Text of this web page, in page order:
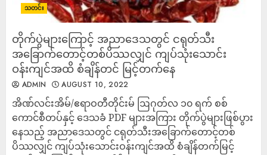
သတင်း
တိုက်ပွဲများကြောင့် အညာ​ဒေသတွင် ငရုတ်သီး
အခြောက်တောင့်တစ်ပိဿလျှင် ကျပ်သုံးသောင်း
ဝန်းကျင်အထိ စံချိန်တင် မြင့်တက်နေ
ADMIN AUGUST 10, 2022
အိဏ်လင်းအိမ်/ဧရာဝတီတိုင်းမ် ဩဂုတ်လ ၁၀ ရက် စစ်
ကောင်စီတပ်နှင့် ဒေသခံ PDF များအကြား တိုက်ပွဲများဖြစ်ပွား
နေသည့် အညာဒေသတွင် ငရုတ်သီးအခြောက်တောင့်တစ်
ပိဿလျှင် ကျပ်သုံးသောင်းဝန်းကျင်အထိ စံချိန်တက်မြင့်